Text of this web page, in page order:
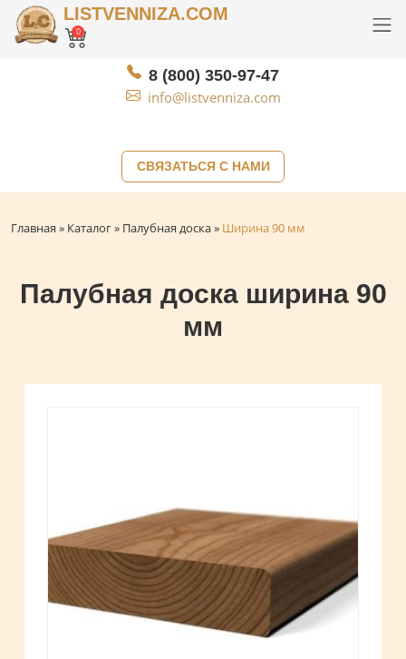
СВЯЗАТЬСЯ С НАМИ
LISTVENNIZA.COM
0
8 (800) 350-97-47
info@listvenniza.com
Главная » Каталог» Палубная доска» Ширина 90 мм
Палубная доска ширина 90
мм